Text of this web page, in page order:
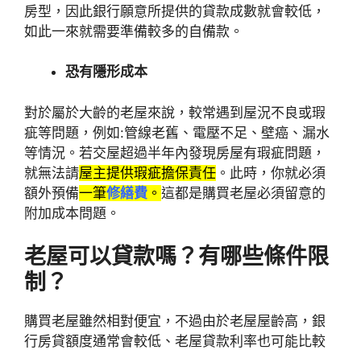
房型，因此銀行願意所提供的貸款成數就會較低，
如此一來就需要準備較多的自備款。
恐有隱形成本
對於屬於大齡的老屋來說，較常遇到屋況不良或瑕
疵等問題，例如:管線老舊、電壓不足、壁癌、漏水
等情況。若交屋超過半年內發現房屋有瑕疵問題，
就無法請屋主提供瑕疵擔保責任 。此時，你就必須
額外預備一筆修繕費 。 這都是購買老屋必須留意的
附加成本問題。
老屋可以貸款嗎？有哪些條件限
制？
購買老屋雖然相對便宜，不過由於老屋屋齡高，銀
行房貸額度通常會較低、老屋貸款利率也可能比較